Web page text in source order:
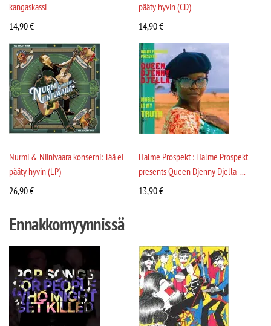
kangaskassi
14,90€
pääty hyvin (CD)
14,90€
Nurmi & Niinivaara konserni: Tää ei
pääty hyvin (LP)
26,90€
Halme Prospekt : Halme Prospekt
presents Queen Djenny Djella -...
13,90€
Ennakkomyynnissä